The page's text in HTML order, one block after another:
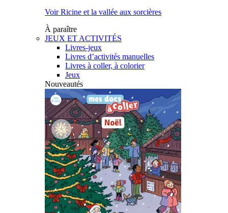
Voir Ricine et la vallée aux sorcières
À paraître
JEUX ET ACTIVITÉS
Livres-jeux
Livres d’activités manuelles
Livres à coller, à colorier
Jeux
Nouveautés